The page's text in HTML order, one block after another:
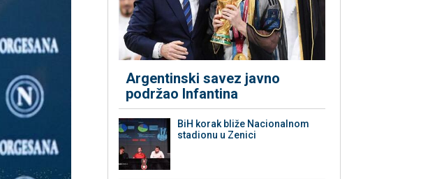
Argentinski savez javno
podržao Infantina
BiH korak bliže Nacionalnom
stadionu u Zenici